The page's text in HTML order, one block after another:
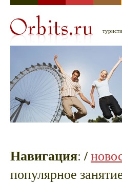
Навигация: /
популярное